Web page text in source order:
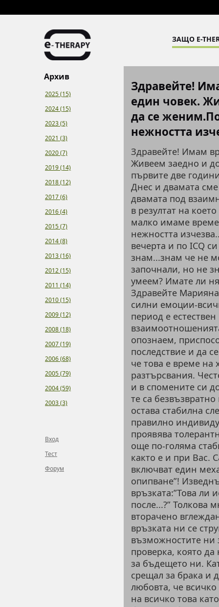
ЗАЩО E-
Архив
2025 (15)
2024 (15)
2023 (5)
2021 (3)
2020 (7)
2019 (14)
2018 (12)
2017 (6)
2016 (4)
2015 (7)
2014 (8)
2013 (16)
2012 (15)
2011 (14)
2010 (15)
2009 (12)
2008 (18)
2007 (19)
2006 (68)
2005 (79)
2004 (59)
2003 (3)
Вход
Тест
Форум
Здравейте!
един човек.
да се
нежността
Здравейте! Имам
Живеем заедно и
първите две
Днес и двамата
двамата под
в резултат на
малко имаме
нежността
вечерта и по ICQ
знам...знам че не
започнали, но не
умеем? Имате ли
Здравейте
силни емоции-
период е
опознаем,
последствие и да
че това е време
разтърсвания.
и в спомените си
те са
остава стабилна
правилно
проявява
още по-голяма
както е и при Вас.
включват един
опипване”!
връзката:”Това ли
после...?” Толкова
вторачено
връзката ни се
възможностите ни
проверка, която
за бъдещето ни.
срещал за брака и
любовта, че всичко
на всичко това